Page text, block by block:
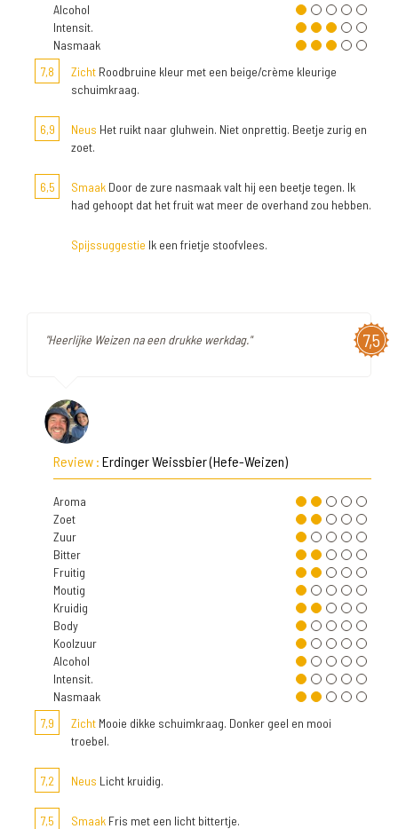
Alcohol
Intensit.
Nasmaak
7,8
Zicht Roodbruine kleur met een beige/crème kleurige
schuimkraag.
6,9 Neus Het ruikt naar gluhwein. Niet onprettig. Beetje zurig en
zoet.
6,5 Smaak Door de zure nasmaak valt hij een beetje tegen. Ik
had gehoopt dat het fruit wat meer de overhand zou hebben.
Spijssuggestie Ik een frietje stoofvlees.
7,5
"Heerlijke Weizen na een drukke werkdag."
Review : Erdinger Weissbier (Hefe-Weizen)
Aroma
Zoet
Zuur
Bitter
Fruitig
Moutig
Kruidig
Body
Koolzuur
Alcohol
Intensit.
Nasmaak
7,9
Zicht Mooie dikke schuimkraag. Donker geel en mooi
troebel.
7,2 Neus Licht kruidig.
7,5 Smaak Fris met een licht bittertje.